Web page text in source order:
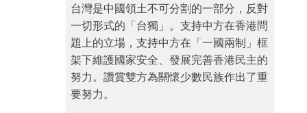
台灣是中國領土不可分割的一部分，反對
一切形式的「台獨」。支持中方在香港問
題上的立場，支持中方在「一國兩制」框
架下維護國家安全、發展完善香港民主的
努力。讚賞雙方為關懷少數民族作出了重
要努力。